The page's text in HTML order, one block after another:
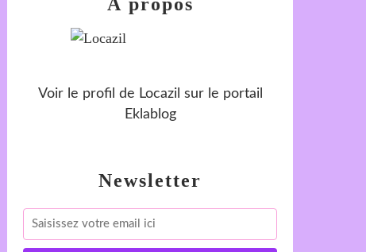
Newsletter
Voir le profil de Locazil sur le portail
Eklablog